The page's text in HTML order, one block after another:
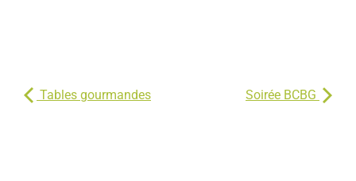
Tables gourmandes Soirée BCBG